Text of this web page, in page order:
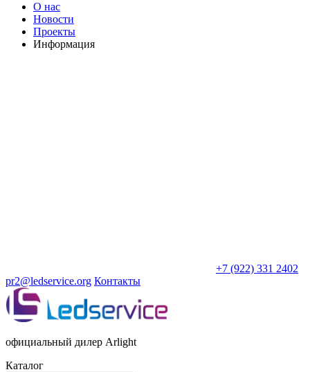
О нас
Новости
Проекты
Информация
+7 (922) 331 2402
pr2@ledservice.org Контакты
официальный дилер Arlight
Каталог